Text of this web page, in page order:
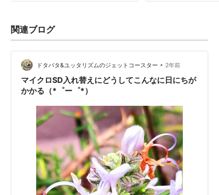
関連ブログ
ドタバタ&ユッタリズムのジェットコースター • 2年前
マイクロSD入れ替えにどうしてこんなに日にちが
かかる（*゜ー゜*）